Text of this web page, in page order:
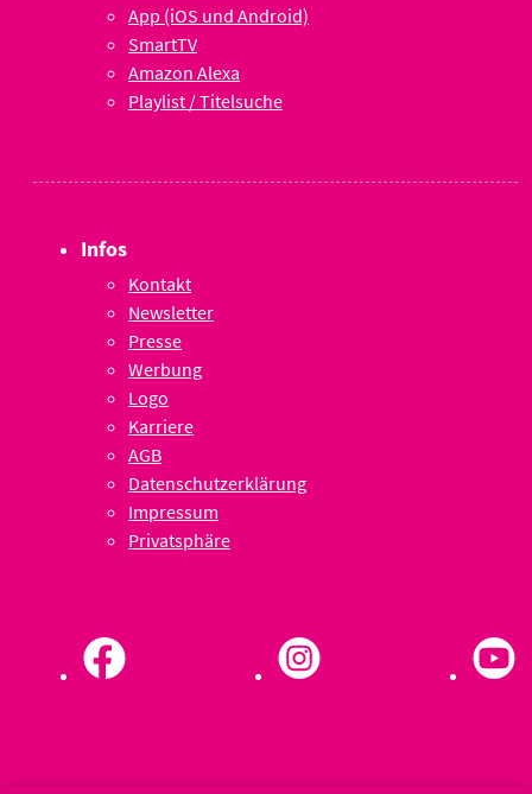
App (iOS und Android)
SmartTV
Amazon Alexa
Playlist / Titelsuche
Infos
Kontakt
Newsletter
Presse
Werbung
Logo
Karriere
AGB
Datenschutzerklärung
Impressum
Privatsphäre